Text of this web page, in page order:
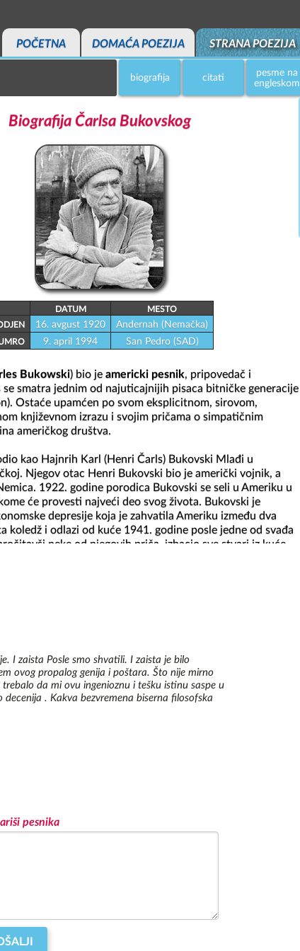
POČETNA DOMAĆA POEZIJA STRANA POEZIJA
biografija citati
pesme na
engleskom
Biografija Čarlsa Bukovskog
DATUM
MESTO
16. avgust 1920 Andernah (Nemačka)
9. april 1994 San Pedro (SAD)
Bukowski) bio je americki pesnik, pripovedač i
se smatra jednim od najuticajnijih pisaca bitničke generacije
Ostaće upamćen po svom eksplicitnom, sirovom,
književnom izrazu i svojim pričama o simpatičnim
američkog društva.
kao Hajnrih Karl (Henri Čarls) Bukovski Mlađi u
Njegov otac Henri Bukovski bio je američki vojnik, a
1922. godine porodica Bukovski se seli u Ameriku u
će provesti najveći deo svog života. Bukovski je
depresije koja je zahvatila Ameriku između dva
koledž i odlazi od kuće 1941. godine posle jedne od svađa
neke od njegovih priča, izbacio sve stvari iz kuće.
Dženet Koneli Bejker, ženu deset godina stariju od njega,
koja ubrzo postaje njegova ljubavnica i sa kojom će uz
gotovo čitavu deceniju. U tom periodu Čarls
od pisanja, preživljava radeći slabo plaćene uslužne
krvarenja u želucu izazvanog neprekidnim opijanjem.
ovaj brak, Bukovski radi kao novinar u "Arlekinu" i
svoje pesme u malim „andergraund“ časopisima. Svoju
Fist and Bastial Wail" Bukovski objavljuje 1959.
tridesetak strana i štampana je u samo dvesta primeraka.
I zaista Posle smo shvatili. I zaista je bilo
ovog propalog genija i poštara. Što nije mirno
da mi ovu ingenioznu i tešku istinu saspe u
. Kakva bezvremena biserna filosofska
pesnika